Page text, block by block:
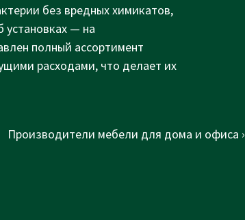
без вредных химикатов,
установках — на
полный ассортимент
расходами, что делает их
Next
Производители мебели для дома и офиса ›